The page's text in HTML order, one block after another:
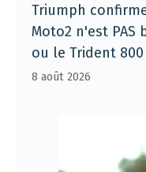
Triumph
Moto2 n'est PAS
ou le Trident 800
8 août 2026